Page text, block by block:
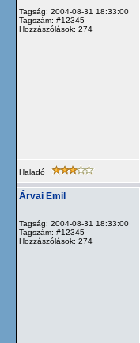
Tagság: 2004-08-31 18:33:00
Tagszám: #12345
Hozzászólások: 274
Haladó
Árvai Emil
Tagság: 2004-08-31 18:33:00
Tagszám: #12345
Hozzászólások: 274